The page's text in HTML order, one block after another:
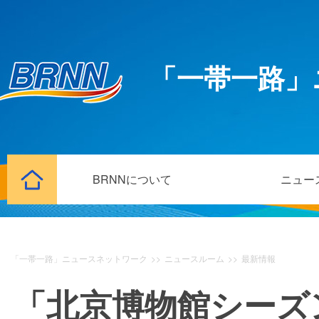
「一帯一路
BRNNについて ニュー
「一帯一路」ニュースネットワーク >> ニュースルーム >> 最新情報
「北京博物館シー